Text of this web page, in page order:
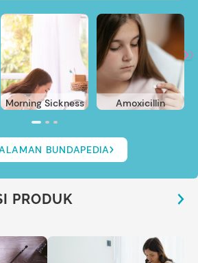
Morning Sickness Amoxicillin
BUNDAPEDIA
PRODUK